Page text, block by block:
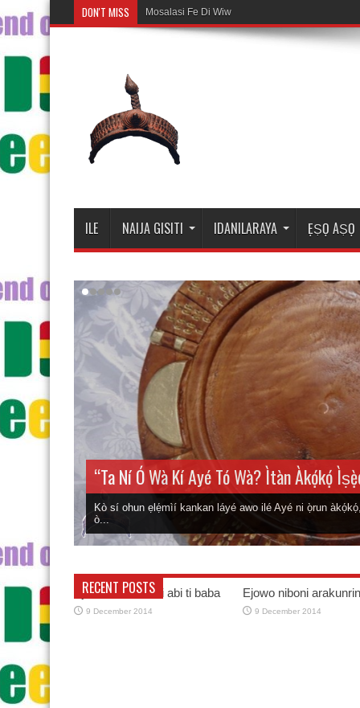
DON'T MISS Mosalasi Fe Di Wiwo Fun ile Adire
ILE NAIJA GISITI IDANILARAYA ẸṢỌ AṢỌ
“Ta Ní Ó Wà Kí Ayé Tó Wà? Ìtàn Àkọ́kọ́
Kò sí ohun ẹlẹ́mìí kankan láyé awo ilé Ayé ni ọ̀run
ò...
RECENT POSTS
Ejo se ebi omo ni abi ti baba
9 December 2014
Ejowo niboni
9 December 2014